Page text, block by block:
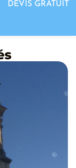
DEVIS GRATUIT